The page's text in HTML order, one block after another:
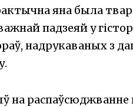
яна была
падзеяй у
надрукаваных з
на распаўсюджванне